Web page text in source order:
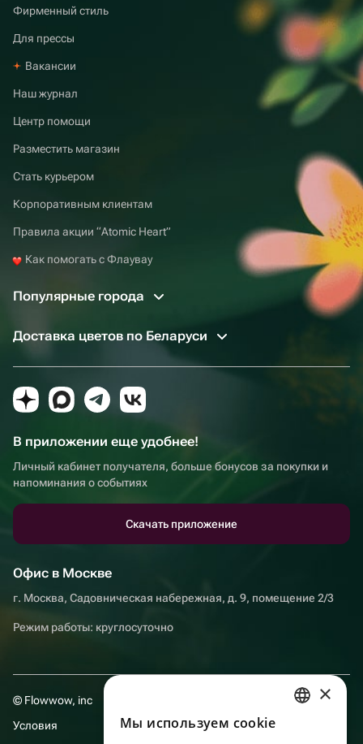
Фирменный стиль
Для прессы
Вакансии
Наш журнал
Центр помощи
Разместить магазин
Стать курьером
Корпоративным клиентам
Правила акции “Atomic Heart”
Как помогать с Флаувау
Популярные города
Доставка цветов по Беларуси
В приложении еще удобнее!
Личный кабинет получателя, больше бонусов за покупки и
напоминания о событиях
Скачать приложение
Офис в Москве
г. Москва, Садовническая набережная, д. 9, помещение 2/3
Режим работы: круглосуточно
© Flowwow, inc
Условия
×
Мы используем сookie